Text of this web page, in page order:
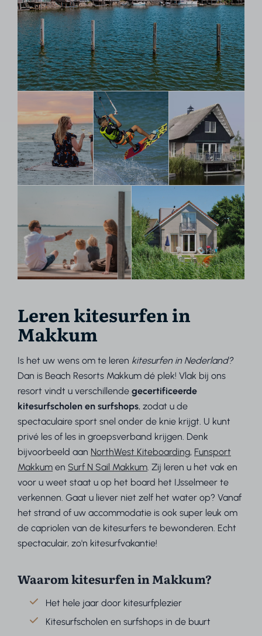
Leren kitesurfen in
Makkum
Is het uw wens om te leren kitesurfen in Nederland?
Dan is Beach Resorts Makkum dé plek! Vlak bij ons
resort vindt u verschillendegecertificeerde
kitesurfscholen en surfshops, zodat u de
spectaculaire sport snel onder de knie krijgt. U kunt
privé les of les in groepsverband krijgen. Denk
bijvoorbeeld aan NorthWest Kiteboarding, Funsport
Makkum en Surf N Sail Makkum. Zij leren u het vak en
voor u weet staat u op het board het IJsselmeer te
verkennen. Gaat u liever niet zelf het water op? Vanaf
het strand of uw accommodatie is ook super leuk om
de capriolen van de kitesurfers te bewonderen. Echt
spectaculair, zo'n kitesurfvakantie!
Waarom kitesurfen in Makkum?
Het hele jaar door kitesurfplezier
Kitesurfscholen en surfshops in de buurt